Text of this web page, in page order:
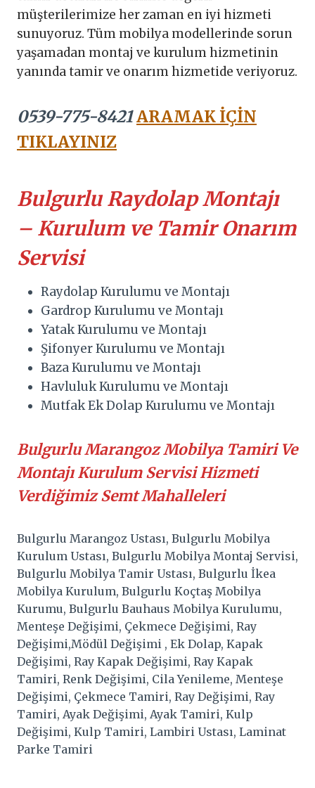
müşterilerimize her zaman en iyi hizmeti
sunuyoruz. Tüm mobilya modellerinde sorun
yaşamadan montaj ve kurulum hizmetinin
yanında tamir ve onarım hizmetide veriyoruz.
0539-775-8421ARAMAK İÇİN
TIKLAYINIZ
Bulgurlu Raydolap Montajı
– Kurulum ve Tamir Onarım
Servisi
Raydolap Kurulumu ve Montajı
Gardrop Kurulumu ve Montajı
Yatak Kurulumu ve Montajı
Şifonyer Kurulumu ve Montajı
Baza Kurulumu ve Montajı
Havluluk Kurulumu ve Montajı
Mutfak Ek Dolap Kurulumu ve Montajı
Bulgurlu Marangoz Mobilya Tamiri Ve
Montajı Kurulum Servisi Hizmeti
Verdiğimiz Semt Mahalleleri
Bulgurlu Marangoz Ustası, Bulgurlu Mobilya
Kurulum Ustası, Bulgurlu Mobilya Montaj Servisi,
Bulgurlu Mobilya Tamir Ustası, Bulgurlu İkea
Mobilya Kurulum, Bulgurlu Koçtaş Mobilya
Kurumu, Bulgurlu Bauhaus Mobilya Kurulumu,
Menteşe Değişimi, Çekmece Değişimi, Ray
Değişimi,Mödül Değişimi , Ek Dolap, Kapak
Değişimi, Ray Kapak Değişimi, Ray Kapak
Tamiri, Renk Değişimi, Cila Yenileme, Menteşe
Değişimi, Çekmece Tamiri, Ray Değişimi, Ray
Tamiri, Ayak Değişimi, Ayak Tamiri, Kulp
Değişimi, Kulp Tamiri, Lambiri Ustası, Laminat
Parke Tamiri